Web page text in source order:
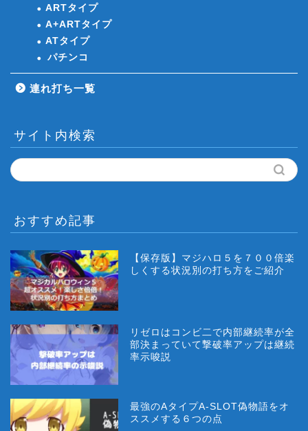
ARTタイプ
A+ARTタイプ
ATタイプ
パチンコ
連れ打ち一覧
サイト内検索
おすすめ記事
【保存版】マジハロ５を７００倍楽
しくする状況別の打ち方をご紹介
リゼロはコンビ二で内部継続率が全
部決まっていて撃破率アップは継続
率示唆説
最強のAタイプA-SLOT偽物語をオ
ススメする６つの点